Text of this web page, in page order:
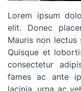
Lorem ipsum
elit. Donec
Mauris non lectus
Quisque et
consectetur
fames ac ante
lacinia, urna ac